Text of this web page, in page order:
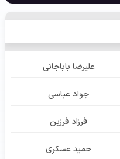
علیرضا باباجانی
جواد عباسی
فرزاد فرزین
حمید عسکری